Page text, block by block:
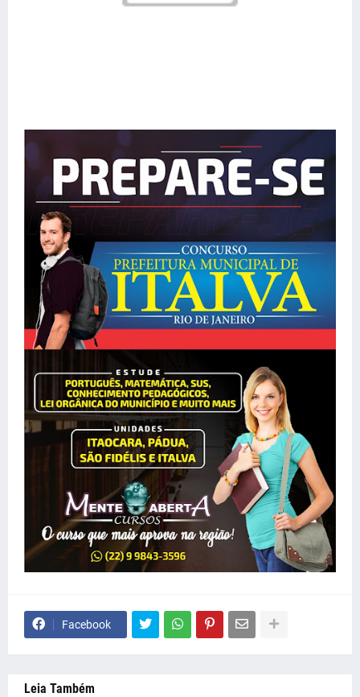
Facebook
Leia Também